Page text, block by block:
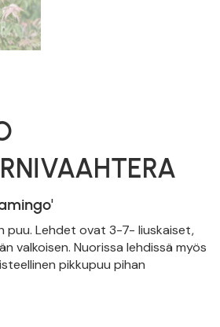
puu. Lehdet ovat 3-7- liuskaiset,
valkoisen. Nuorissa lehdissä myös
pikkupuu pihan